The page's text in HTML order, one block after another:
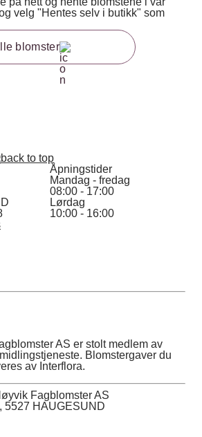
velg "Hentes selv i butikk" som
blomster
Åpningstider
Mandag - fredag
08:00 - 17:00
Lørdag
10:00 - 16:00
AS er stolt medlem av
Blomstergaver du
av Interflora.
Fagblomster AS
5527 HAUGESUND